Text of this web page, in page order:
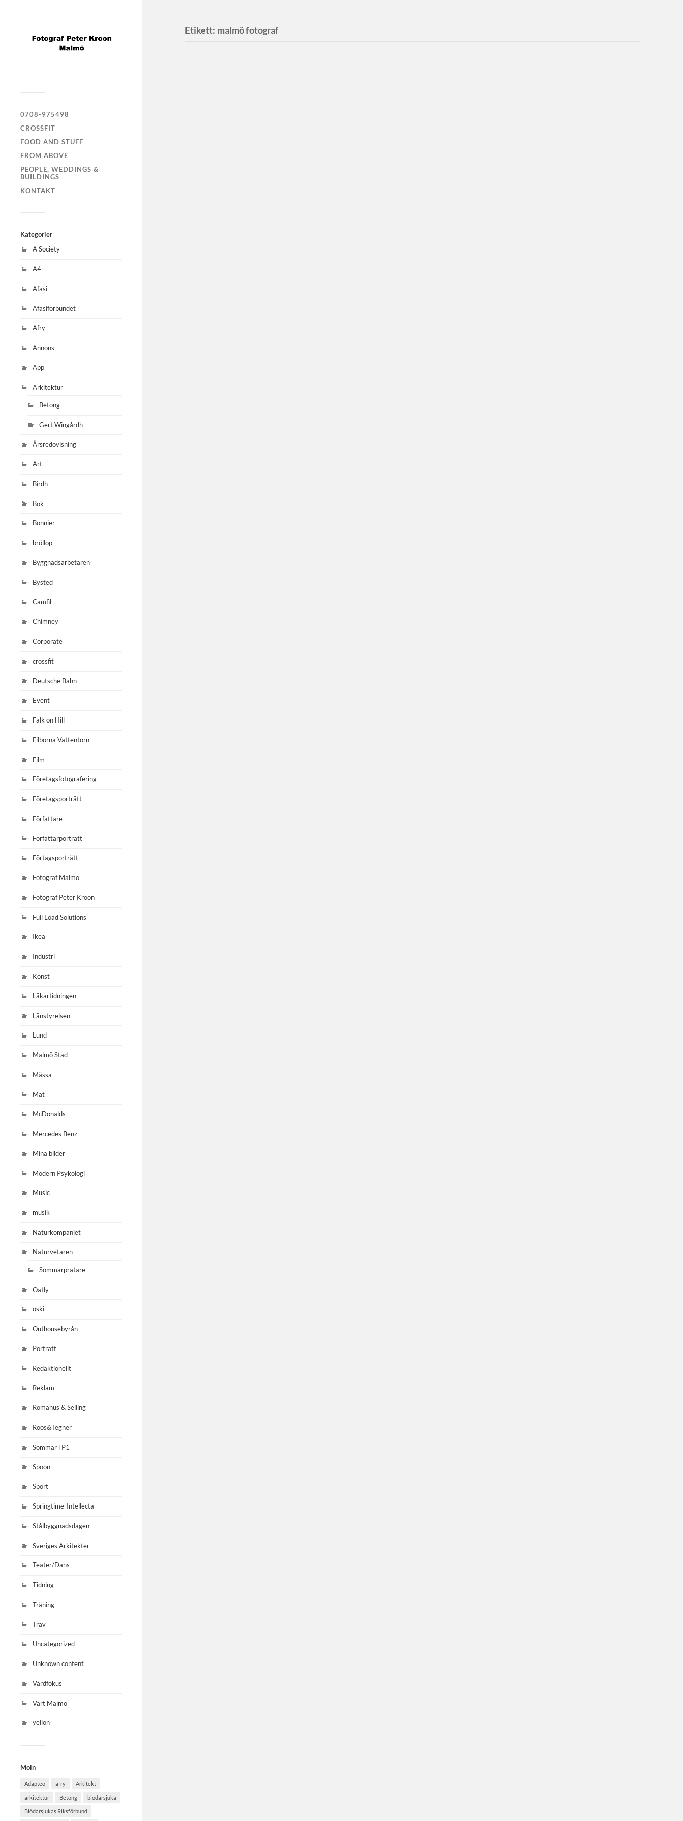
0708-975498
CROSSFIT
FOOD AND STUFF
FROM ABOVE
PEOPLE, WEDDINGS &
BUILDINGS
KONTAKT
Kategorier
A Society
A4
Afasi
Afasiförbundet
Afry
Annons
App
Arkitektur
Betong
Gert Wingårdh
Årsredovisning
Art
Birdh
Bok
Bonnier
bröllop
Byggnadsarbetaren
Bysted
Camfil
Chimney
Corporate
crossfit
Deutsche Bahn
Event
Falk on Hill
Filborna Vattentorn
Film
Företagsfotografering
Företagsporträtt
Författare
Författarporträtt
Förtagsporträtt
Fotograf Malmö
Fotograf Peter Kroon
Full Load Solutions
Ikea
Industri
Konst
Läkartidningen
Länstyrelsen
Lund
Malmö Stad
Mässa
Mat
McDonalds
Mercedes Benz
Mina bilder
Modern Psykologi
Music
musik
Naturkompaniet
Naturvetaren
Sommarpratare
Oatly
oski
Outhousebyrån
Porträtt
Redaktionellt
Reklam
Romanus & Selling
Roos&Tegner
Sommar i P1
Spoon
Sport
Springtime-Intellecta
Stålbyggnadsdagen
Sveriges Arkitekter
Teater/Dans
Tidning
Träning
Trav
Uncategorized
Unknown content
Vårdfokus
Vårt Malmö
yellon
Moln
Adapteo afry Arkitekt
arkitektur Betong blödarsjuka
Blödarsjukas Riksförbund
Etikett: malmö fotograf